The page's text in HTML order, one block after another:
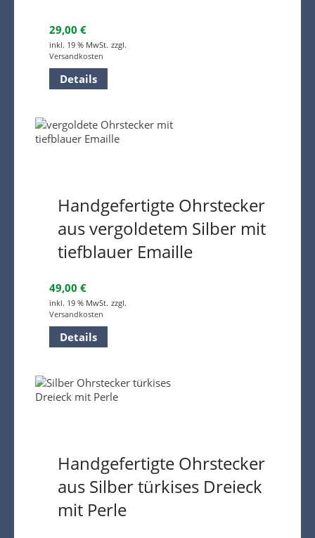
29,00 €
inkl. 19 % MwSt. zzgl.
Versandkosten
Details
Handgefertigte Ohrstecker
aus vergoldetem Silber mit
tiefblauer Emaille
49,00 €
inkl. 19 % MwSt. zzgl.
Versandkosten
Details
Handgefertigte Ohrstecker
aus Silber türkises Dreieck
mit Perle